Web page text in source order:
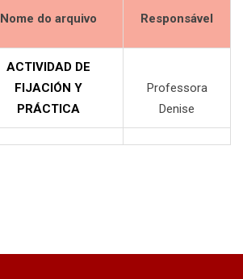
Nome do arquivo Responsável
ACTIVIDAD DE
FIJACIÓN Y
PRÁCTICA
Professora
Denise